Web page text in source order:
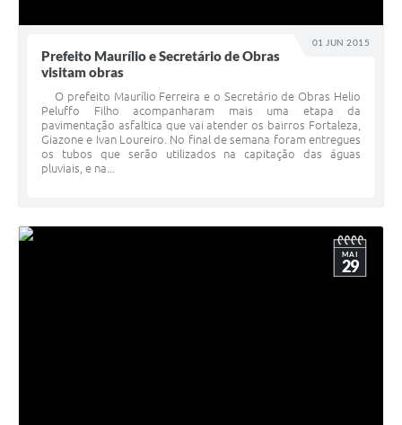
01 JUN 2015
Prefeito Maurílio e Secretário de Obras
visitam obras
O prefeito Maurílio Ferreira e o Secretário de Obras Helio
Peluffo Filho acompanharam mais uma etapa da
pavimentação asfaltica que vai atender os bairros Fortaleza,
Giazone e Ivan Loureiro. No final de semana foram entregues
os tubos que serão utilizados na capitação das águas
pluviais, e na...
MAI
29